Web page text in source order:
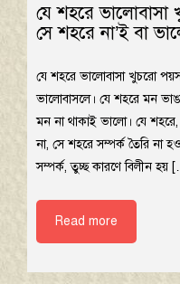
যে শহরে ভালোবাসা
সে শহরে না’ই বা
যে শহরে ভালোবাসা খুচরো
ভালোবাসলে। যে শহরে মন
মন না থাকাই ভালো। যে
না, সে শহরে সম্পর্ক তৈরি না
সম্পর্ক, তুচ্ছ কারণে বিলীন হয়
Read more